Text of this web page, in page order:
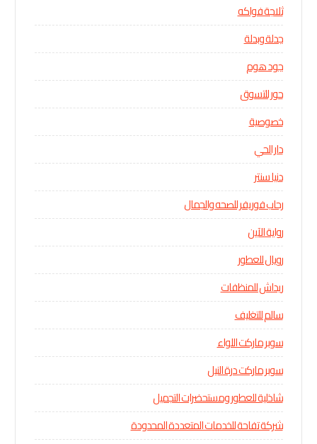
ثلاجة فواكه
جدلة وبدلة
جود هوم
حور للتسوق
خصوصية
دار الحي
دنيا سنتر
رحاب فوريفر للصحه والجمال
رواية الآين
رويال للعطور
ريداش للمنظفات
سالم للتغليف
سوبر ماركت اللواء
سوبر ماركت درة النيل
شاذلية للعطور ومستحضرات التجميل
شركة تفاحة للخدمات المتعددة المحدودة